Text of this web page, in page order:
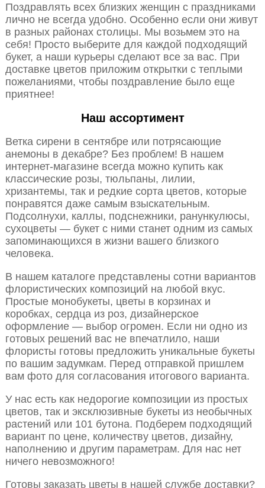
Поздравлять всех близких женщин с праздниками
лично не всегда удобно. Особенно если они живут
в разных районах столицы. Мы возьмем это на
себя! Просто выберите для каждой подходящий
букет, а наши курьеры сделают все за вас. При
доставке цветов приложим открытки с теплыми
пожеланиями, чтобы поздравление было еще
приятнее!
Наш ассортимент
Ветка сирени в сентябре или потрясающие
анемоны в декабре? Без проблем! В нашем
интернет-магазине всегда можно купить как
классические розы, тюльпаны, лилии,
хризантемы, так и редкие сорта цветов, которые
понравятся даже самым взыскательным.
Подсолнухи, каллы, подснежники, ранункулюсы,
сухоцветы — букет с ними станет одним из самых
запоминающихся в жизни вашего близкого
человека.
В нашем каталоге представлены сотни вариантов
флористических композиций на любой вкус.
Простые монобукеты, цветы в корзинах и
коробках, сердца из роз, дизайнерское
оформление — выбор огромен. Если ни одно из
готовых решений вас не впечатлило, наши
флористы готовы предложить уникальные букеты
по вашим задумкам. Перед отправкой пришлем
вам фото для согласования итогового варианта.
У нас есть как недорогие композиции из простых
цветов, так и эксклюзивные букеты из необычных
растений или 101 бутона. Подберем подходящий
вариант по цене, количеству цветов, дизайну,
наполнению и другим параметрам. Для нас нет
ничего невозможного!
Готовы заказать цветы в нашей службе доставки?